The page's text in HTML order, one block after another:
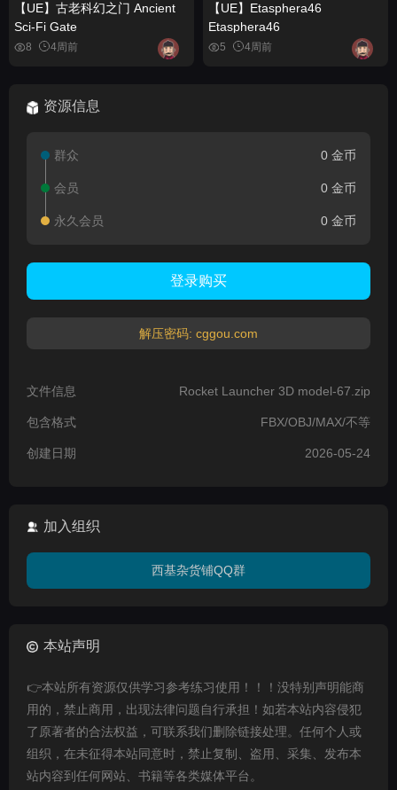
【UE】古老科幻之门 Ancient
Sci-Fi Gate
8 4周前
【UE】Etasphera46
Etasphera46
5 4周前
资源信息
群众 0 金币
会员 0 金币
永久会员 0 金币
登录购买
解压密码: cggou.com
文件信息 Rocket Launcher 3D model-67.zip
包含格式 FBX/OBJ/MAX/不等
创建日期 2026-05-24
加入组织
西基杂货铺QQ群
本站声明
👉本站所有资源仅供学习参考练习使用！！！没特别声明能商
用的，禁止商用，出现法律问题自行承担！如若本站内容侵犯
了原著者的合法权益，可联系我们删除链接处理。任何个人或
组织，在未征得本站同意时，禁止复制、盗用、采集、发布本
站内容到任何网站、书籍等各类媒体平台。